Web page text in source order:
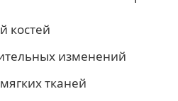
костей
изменений
тканей